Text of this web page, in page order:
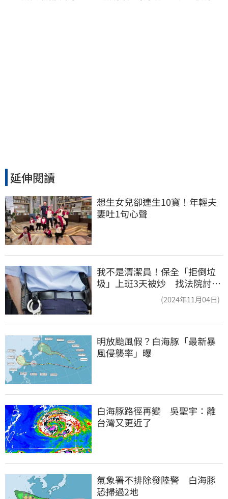
延伸閱讀
想生女兒卻連生10寶！年輕夫
妻吐1句心聲
我不是清潔員！保全「拒倒垃
圾」上班3天被炒 找法院討公
(2024年11月04日)
明放颱風假？白海豚「最新暴
風侵襲率」曝
白海豚路徑再變　吳聖宇：離
台灣又更近了
氣象署不排除發陸警　白海豚
恐掃過2地